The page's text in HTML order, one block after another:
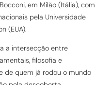
em Milão (Itália), com
pela Universidade
(EUA).
a intersecção entre
filosofia e
de quem já rodou o mundo